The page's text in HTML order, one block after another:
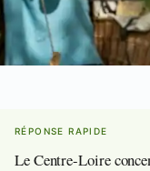
RÉPONSE RAPIDE
Le Centre-Loire